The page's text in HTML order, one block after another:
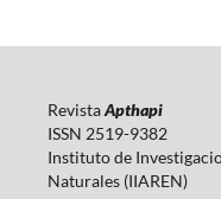
RevistaApthapi
ISSN 2519-9382
Instituto de
Naturales (IIAREN)